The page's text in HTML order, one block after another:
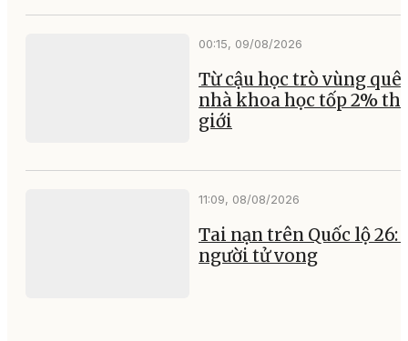
00:15, 09/08/2026
Từ cậu học trò vùng quê
nhà khoa học tốp 2%
giới
11:09, 08/08/2026
Tai nạn trên Quốc lộ 26:
người tử vong